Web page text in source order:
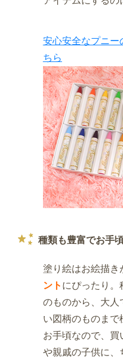
安心安全なプニー
ちら
種類も豊富でお手
塗り絵はお絵描き
ント にぴったり。
のものから、大人
い図柄のものまで
お手頃なので、
や親戚の子供に、